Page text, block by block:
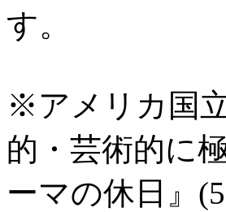
す。
※アメリカ国
的・芸術的に
ーマの休日』